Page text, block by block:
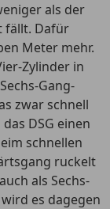
als der
fällt. Dafür
Meter mehr.
Zylinder in
Gang-
zwar schnell
DSG einen
schnellen
ruckelt
als Sechs-
es dagegen